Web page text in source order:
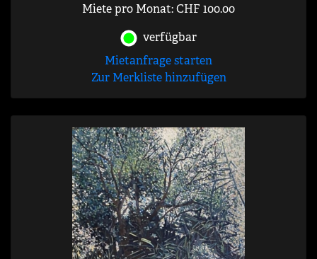
Miete pro Monat: CHF 100.00
verfügbar
Mietanfrage starten
Zur Merkliste hinzufügen